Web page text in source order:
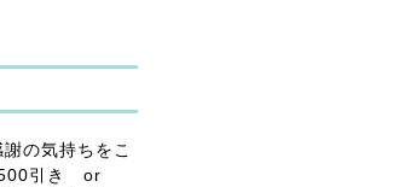
の気持ちをこ
500引き or